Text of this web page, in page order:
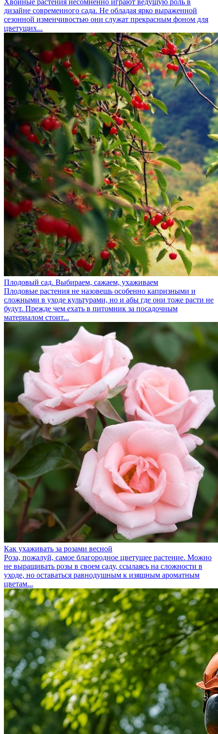
дизайне современного сада. Не обладая ярко выраженной
сезонной изменчивостью они служат прекрасным фоном для
цветущих...
Плодовый сад. Выбираем, сажаем, ухаживаем
Плодовые растения не назовешь особенно капризными и
сложными в уходе культурами, но и абы где они тоже расти не
будут. Прежде чем ехать в питомник за посадочным
материалом стоит...
Как ухаживать за розами весной
Роза, пожалуй, самое благородное цветущее растение. Можно
не выращивать розы в своем саду, ссылаясь на сложности в
уходе, но оставаться равнодушным к изящным ароматным
цветам...